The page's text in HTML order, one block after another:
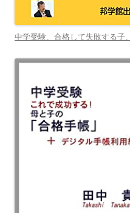
中学受験、合格して失敗する子